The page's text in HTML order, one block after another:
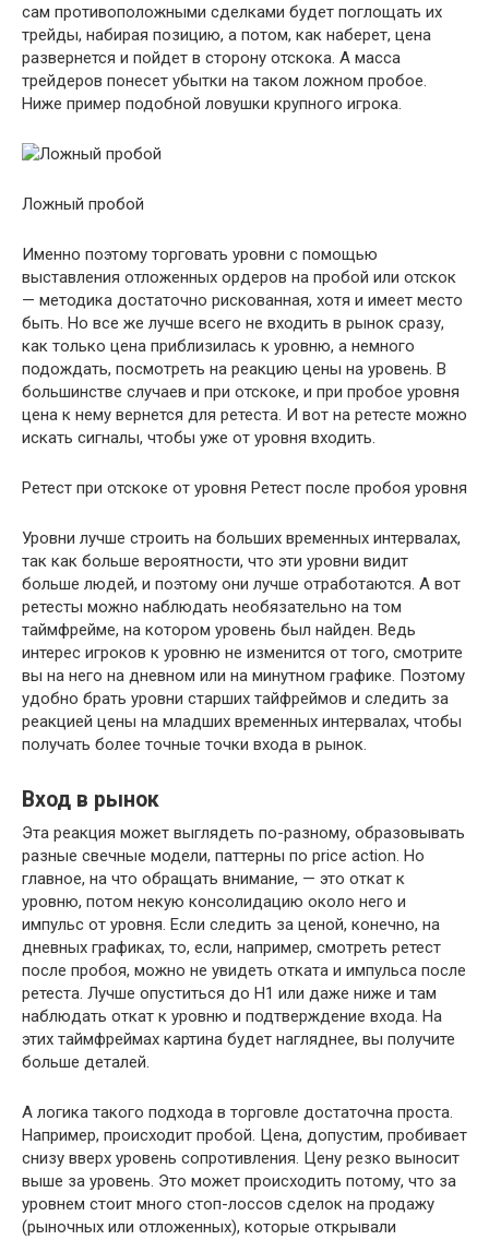
сам противоположными сделками будет поглощать их
трейды, набирая позицию, а потом, как наберет, цена
развернется и пойдет в сторону отскока. А масса
трейдеров понесет убытки на таком ложном пробое.
Ниже пример подобной ловушки крупного игрока.
Ложный пробой
Именно поэтому торговать уровни с помощью
выставления отложенных ордеров на пробой или отскок
— методика достаточно рискованная, хотя и имеет место
быть. Но все же лучше всего не входить в рынок сразу,
как только цена приблизилась к уровню, а немного
подождать, посмотреть на реакцию цены на уровень. В
большинстве случаев и при отскоке, и при пробое уровня
цена к нему вернется для ретеста. И вот на ретесте можно
искать сигналы, чтобы уже от уровня входить.
Ретест при отскоке от уровня Ретест после пробоя уровня
Уровни лучше строить на больших временных интервалах,
так как больше вероятности, что эти уровни видит
больше людей, и поэтому они лучше отработаются. А вот
ретесты можно наблюдать необязательно на том
таймфрейме, на котором уровень был найден. Ведь
интерес игроков к уровню не изменится от того, смотрите
вы на него на дневном или на минутном графике. Поэтому
удобно брать уровни старших тайфреймов и следить за
реакцией цены на младших временных интервалах, чтобы
получать более точные точки входа в рынок.
Вход в рынок
Эта реакция может выглядеть по-разному, образовывать
разные свечные модели, паттерны по price action. Но
главное, на что обращать внимание, — это откат к
уровню, потом некую консолидацию около него и
импульс от уровня. Если следить за ценой, конечно, на
дневных графиках, то, если, например, смотреть ретест
после пробоя, можно не увидеть отката и импульса после
ретеста. Лучше опуститься до H1 или даже ниже и там
наблюдать откат к уровню и подтверждение входа. На
этих таймфреймах картина будет нагляднее, вы получите
больше деталей.
А логика такого подхода в торговле достаточна проста.
Например, происходит пробой. Цена, допустим, пробивает
снизу вверх уровень сопротивления. Цену резко выносит
выше за уровень. Это может происходить потому, что за
уровнем стоит много стоп-лоссов сделок на продажу
(рыночных или отложенных), которые открывали